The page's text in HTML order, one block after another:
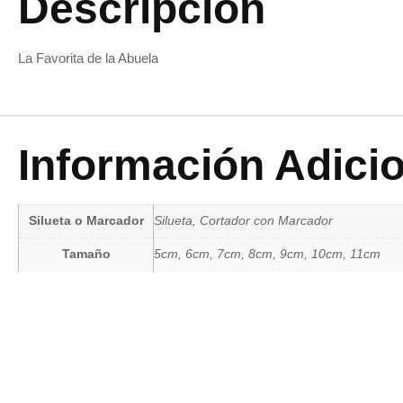
La Favorita de la Abuela
Información
Silueta o Marcador Silueta, Cortador con Marcador
Tamaño 5cm, 6cm, 7cm, 8cm, 9cm, 10cm, 11cm